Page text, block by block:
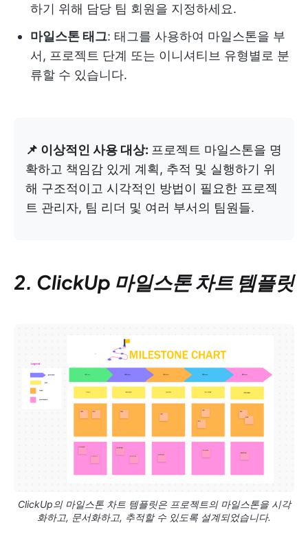
하기 위해 담당 팀 회원을 지정하세요.
마일스톤 태그: 태그를 사용하여 마일스톤을 부
서, 프로젝트 단계 또는 이니셔티브 유형별로 분
류할 수 있습니다.
📌 이상적인 사용 대상: 프로젝트 마일스톤을 명
확하고 책임감 있게 계획, 추적 및 실행하기 위
해 구조적이고 시각적인 방법이 필요한 프로젝
트 관리자, 팀 리더 및 여러 부서의 팀원들.
2. ClickUp 마일스톤 차트 템플릿
ClickUp의 마일스톤 차트 템플릿은 프로젝트의 마일스톤을 시각
화하고, 문서화하고, 추적할 수 있도록 설계되었습니다.